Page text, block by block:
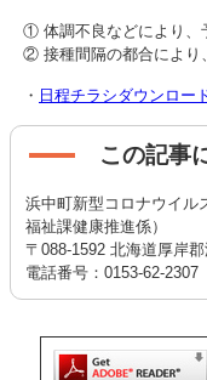
① 体調不良などにより、
② 接種間隔の都合により
・ 日程チラシダウンロー
この記事
浜中町新型コロナウイル
福祉課健康推進係）
〒088-1592 北海道厚岸
電話番号：0153-62-2307